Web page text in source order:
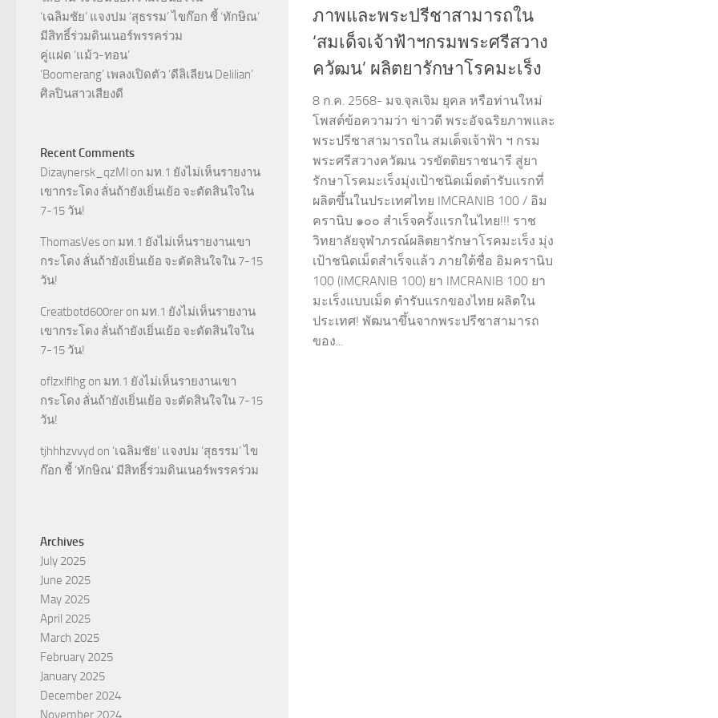
ภาพและพระปรีชาสามารถใน
‘สมเด็จเจ้าฟ้าฯกรมพระศรีสวาง
ควัฒน’ ผลิตยารักษาโรคมะเร็ง
8 ก.ค. 2568- มจ.จุลเจิม ยุคล หรือท่านใหม่
โพสต์ข้อความว่า ข่าวดี พระอัจฉริยภาพและ
พระปรีชาสามารถใน สมเด็จเจ้าฟ้า ฯ กรม
พระศรีสวางควัฒน วรขัตติยราชนารี สู่ยา
รักษาโรคมะเร็งมุ่งเป้าชนิดเม็ดตำรับแรกที่
ผลิตขึ้นในประเทศไทย IMCRANIB 100 / อิม
ครานิบ ๑๐๐ สำเร็จครั้งแรกในไทย!!! ราช
วิทยาลัยจุฬาภรณ์ผลิตยารักษาโรคมะเร็ง มุ่ง
เป้าชนิดเม็ดสำเร็จแล้ว ภายใต้ชื่อ อิมครานิบ
100 (IMCRANIB 100) ยา IMCRANIB 100 ยา
มะเร็งแบบเม็ด ตำรับแรกของไทย ผลิตใน
ประเทศ! พัฒนาขึ้นจากพระปรีชาสามารถ
ของ...
‘เฉลิมชัย’ แจงปม ‘สุธรรม’ ไขก๊อก ชี้ ‘ทักษิณ’
มีสิทธิ์ร่วมดินเนอร์พรรคร่วม
คู่แฝด ‘แม้ว-ทอน’
‘Boomerang’ เพลงเปิดตัว ‘ดีลิเลียน Delilian’
ศิลปินสาวเสียงดี
Recent Comments
Dizaynersk_qzMl on มท.1 ยังไม่เห็นรายงาน
เขากระโดง ลั่นถ้ายังเยิ่นเย้อ จะตัดสินใจใน
7-15 วัน!
ThomasVes on มท.1 ยังไม่เห็นรายงานเขา
กระโดง ลั่นถ้ายังเยิ่นเย้อ จะตัดสินใจใน 7-15
วัน!
Creatbotd600rer on มท.1 ยังไม่เห็นรายงาน
เขากระโดง ลั่นถ้ายังเยิ่นเย้อ จะตัดสินใจใน
7-15 วัน!
oflzxlflhg on มท.1 ยังไม่เห็นรายงานเขา
กระโดง ลั่นถ้ายังเยิ่นเย้อ จะตัดสินใจใน 7-15
วัน!
tjhhhzvvyd on ‘เฉลิมชัย’ แจงปม ‘สุธรรม’ ไข
ก๊อก ชี้ ‘ทักษิณ’ มีสิทธิ์ร่วมดินเนอร์พรรคร่วม
Archives
July 2025
June 2025
May 2025
April 2025
March 2025
February 2025
January 2025
December 2024
November 2024